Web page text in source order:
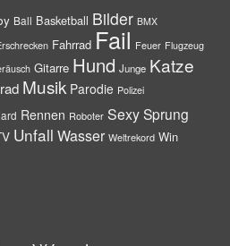
Ball Basketball Bilder BMX
Fahrrad Fail Feuer Flugzeug
Gitarre Hund Junge Katze
Musik Parodie Polizei
Rennen Roboter SexySprung
Unfall Wasser Weltrekord Win